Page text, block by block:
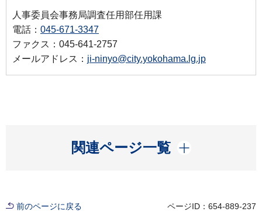
人事委員会事務局調査任用部任用課
電話： 045-671-3347
ファクス：045-641-2757
メールアドレス： ji-ninyo@city.yokohama.lg.jp
関連ページ一覧
開く
前のページに戻る ページID：654-889-237